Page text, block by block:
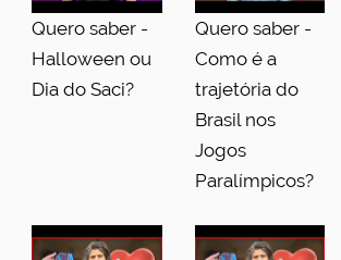
Quero saber -
Halloween ou
Dia do Saci?
Quero saber -
Como é a
trajetória do
Brasil nos
Jogos
Paralímpicos?